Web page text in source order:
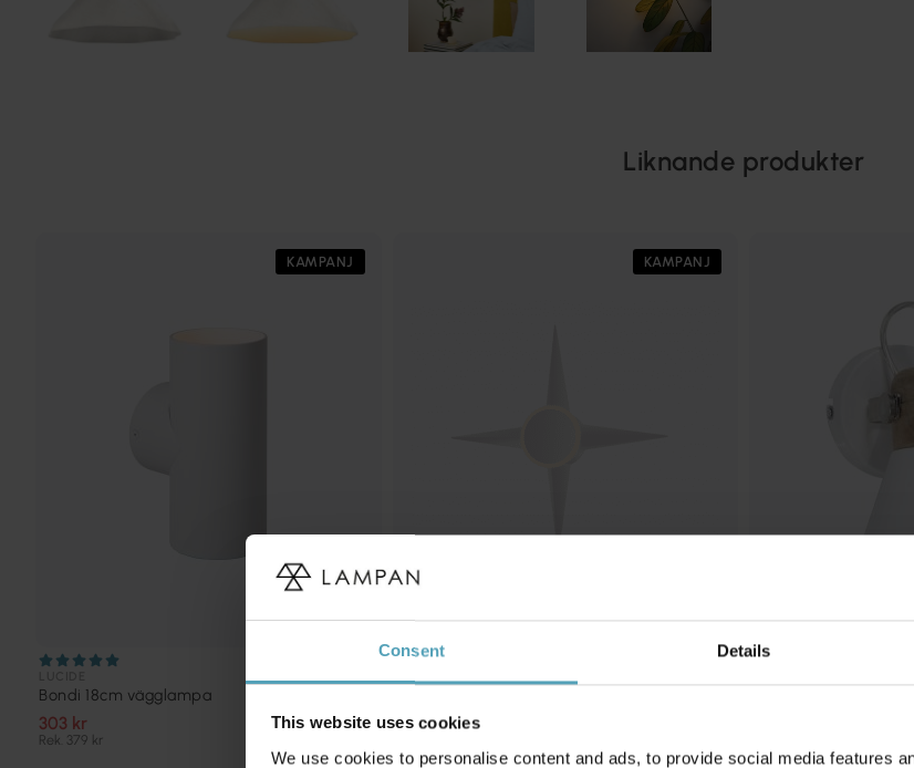
Consent Details
This website uses cookies
We use cookies to personalise content and ads, to provide social media features
Liknande produkter
KAMPANJ
Bondi 18cm vägglampa
303 kr
Rek. 379 kr
KAMPANJ
249 kr